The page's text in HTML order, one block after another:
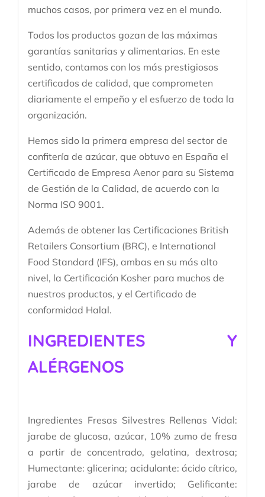
muchos casos, por primera vez en el mundo.
Todos los productos gozan de las máximas
garantías sanitarias y alimentarias. En este
sentido, contamos con los más prestigiosos
certificados de calidad, que comprometen
diariamente el empeño y el esfuerzo de toda la
organización.
Hemos sido la primera empresa del sector de
confitería de azúcar, que obtuvo en España el
Certificado de Empresa Aenor para su Sistema
de Gestión de la Calidad, de acuerdo con la
Norma ISO 9001.
Además de obtener las Certificaciones British
Retailers Consortium (BRC), e International
Food Standard (IFS), ambas en su más alto
nivel, la Certificación Kosher para muchos de
nuestros productos, y el Certificado de
conformidad Halal.
INGREDIENTES Y
ALÉRGENOS
Ingredientes Fresas Silvestres Rellenas Vidal:
jarabe de glucosa, azúcar, 10% zumo de fresa
a partir de concentrado, gelatina, dextrosa;
Humectante: glicerina; acidulante: ácido cítrico,
jarabe de azúcar invertido; Gelificante: